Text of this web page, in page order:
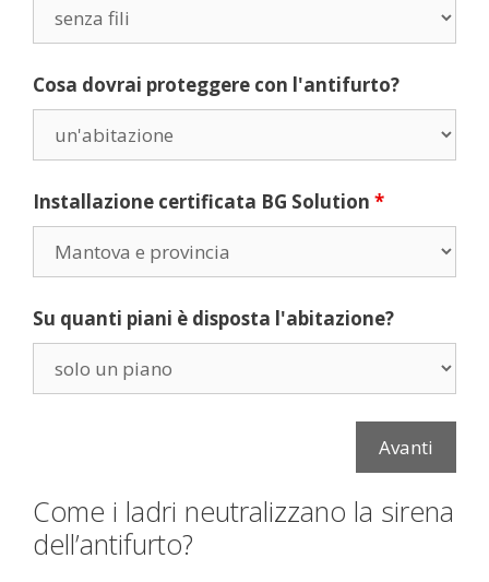
Cosa dovrai proteggere con l'antifurto?
Installazione certificata BG Solution *
Su quanti piani è disposta l'abitazione?
Come i ladri neutralizzano la sirena
dell’antifurto?